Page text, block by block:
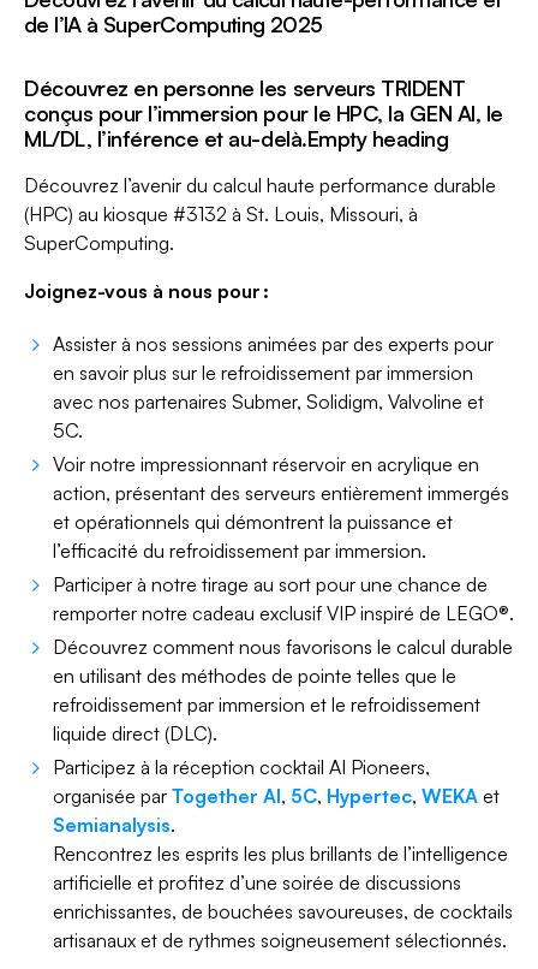
de l’IA à SuperComputing 2025
Découvrez en personne les serveurs TRIDENT
conçus pour l’immersion pour le HPC, la GEN AI, le
ML/DL, l’inférence et au-delà.Empty heading
Découvrez l’avenir du calcul haute performance durable
(HPC) au kiosque #3132 à St. Louis, Missouri, à
SuperComputing.
Joignez-vous à nous pour :
Assister à nos sessions animées par des experts pour
en savoir plus sur le refroidissement par immersion
avec nos partenaires Submer, Solidigm, Valvoline et
5C.
Voir notre impressionnant réservoir en acrylique en
action, présentant des serveurs entièrement immergés
et opérationnels qui démontrent la puissance et
l’efficacité du refroidissement par immersion.
Participer à notre tirage au sort pour une chance de
remporter notre cadeau exclusif VIP inspiré de LEGO®.
Découvrez comment nous favorisons le calcul durable
en utilisant des méthodes de pointe telles que le
refroidissement par immersion et le refroidissement
liquide direct (DLC).
Participez à la réception cocktail AI Pioneers,
organisée par Together AI, 5C, Hypertec, WEKA et
Semianalysis.
Rencontrez les esprits les plus brillants de l’intelligence
artificielle et profitez d’une soirée de discussions
enrichissantes, de bouchées savoureuses, de cocktails
artisanaux et de rythmes soigneusement sélectionnés.